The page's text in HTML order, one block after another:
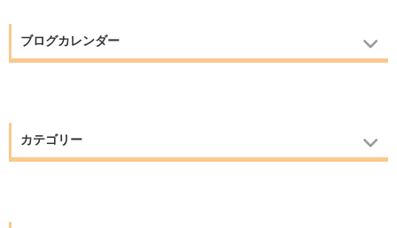
ブログカレンダー
カテゴリー